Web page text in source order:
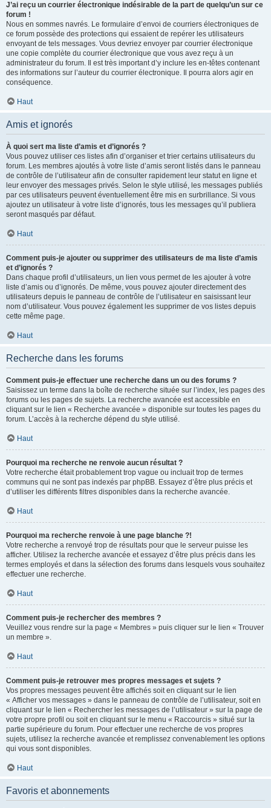
J’ai reçu un courrier électronique indésirable de la part de quelqu’un sur ce
forum !
Nous en sommes navrés. Le formulaire d’envoi de courriers électroniques de
ce forum possède des protections qui essaient de repérer les utilisateurs
envoyant de tels messages. Vous devriez envoyer par courrier électronique
une copie complète du courrier électronique que vous avez reçu à un
administrateur du forum. Il est très important d’y inclure les en-têtes contenant
des informations sur l’auteur du courrier électronique. Il pourra alors agir en
conséquence.
Haut
Amis et ignorés
À quoi sert ma liste d’amis et d’ignorés ?
Vous pouvez utiliser ces listes afin d’organiser et trier certains utilisateurs du
forum. Les membres ajoutés à votre liste d’amis seront listés dans le panneau
de contrôle de l’utilisateur afin de consulter rapidement leur statut en ligne et
leur envoyer des messages privés. Selon le style utilisé, les messages publiés
par ces utilisateurs peuvent éventuellement être mis en surbrillance. Si vous
ajoutez un utilisateur à votre liste d’ignorés, tous les messages qu’il publiera
seront masqués par défaut.
Haut
Comment puis-je ajouter ou supprimer des utilisateurs de ma liste d’amis
et d’ignorés ?
Dans chaque profil d’utilisateurs, un lien vous permet de les ajouter à votre
liste d’amis ou d’ignorés. De même, vous pouvez ajouter directement des
utilisateurs depuis le panneau de contrôle de l’utilisateur en saisissant leur
nom d’utilisateur. Vous pouvez également les supprimer de vos listes depuis
cette même page.
Haut
Recherche dans les forums
Comment puis-je effectuer une recherche dans un ou des forums ?
Saisissez un terme dans la boîte de recherche située sur l’index, les pages des
forums ou les pages de sujets. La recherche avancée est accessible en
cliquant sur le lien « Recherche avancée » disponible sur toutes les pages du
forum. L’accès à la recherche dépend du style utilisé.
Haut
Pourquoi ma recherche ne renvoie aucun résultat ?
Votre recherche était probablement trop vague ou incluait trop de termes
communs qui ne sont pas indexés par phpBB. Essayez d’être plus précis et
d’utiliser les différents filtres disponibles dans la recherche avancée.
Haut
Pourquoi ma recherche renvoie à une page blanche ?!
Votre recherche a renvoyé trop de résultats pour que le serveur puisse les
afficher. Utilisez la recherche avancée et essayez d’être plus précis dans les
termes employés et dans la sélection des forums dans lesquels vous souhaitez
effectuer une recherche.
Haut
Comment puis-je rechercher des membres ?
Veuillez vous rendre sur la page « Membres » puis cliquer sur le lien « Trouver
un membre ».
Haut
Comment puis-je retrouver mes propres messages et sujets ?
Vos propres messages peuvent être affichés soit en cliquant sur le lien
« Afficher vos messages » dans le panneau de contrôle de l’utilisateur, soit en
cliquant sur le lien « Rechercher les messages de l’utilisateur » sur la page de
votre propre profil ou soit en cliquant sur le menu « Raccourcis » situé sur la
partie supérieure du forum. Pour effectuer une recherche de vos propres
sujets, utilisez la recherche avancée et remplissez convenablement les options
qui vous sont disponibles.
Haut
Favoris et abonnements